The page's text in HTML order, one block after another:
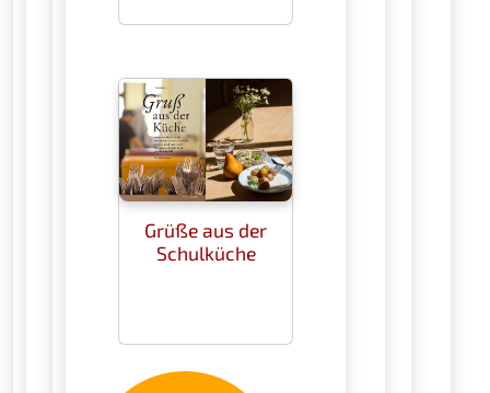
Grüße aus der
Schulküche